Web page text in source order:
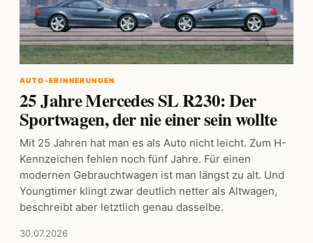
AUTO-ERINNERUNGEN
25 Jahre Mercedes SL R230: Der
Sportwagen, der nie einer sein wollte
Mit 25 Jahren hat man es als Auto nicht leicht. Zum H-
Kennzeichen fehlen noch fünf Jahre. Für einen
modernen Gebrauchtwagen ist man längst zu alt. Und
Youngtimer klingt zwar deutlich netter als Altwagen,
beschreibt aber letztlich genau dasselbe.
30.07.2026